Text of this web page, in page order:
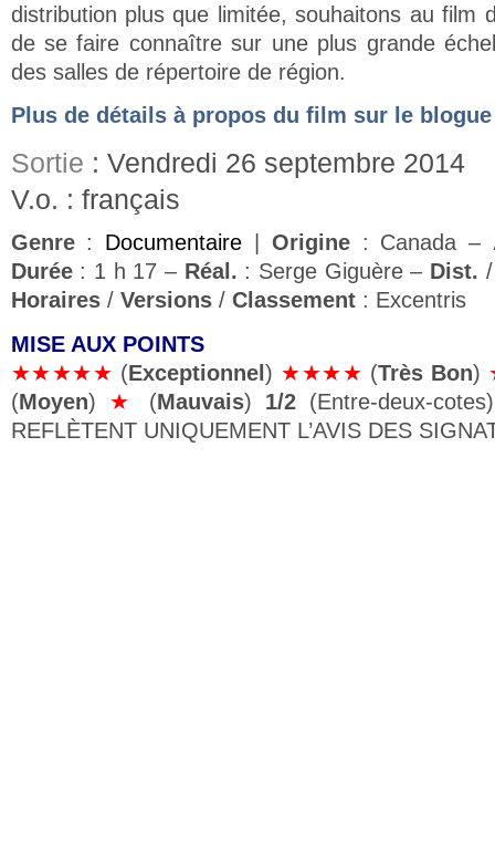
distribution plus que limitée, souhaitons au film
de se faire connaître sur une plus grande
des salles de répertoire de région.
Plus de détails à propos du film sur le blogue
Sortie : Vendredi 26 septembre 2014
V.o. : français
Genre : Documentaire Origine : Canada –
Durée : 1 h 17 – Réal. : Serge Giguère – Dist.
Horaires/ Versions/ Classement : Excentris
MISE AUX POINTS
★★★★★ (Exceptionnel) ★★★★ (Très Bon)
(Moyen) ★ (Mauvais) 1/2 (Entre-deux-
REFLÈTENT UNIQUEMENT L’AVIS DES